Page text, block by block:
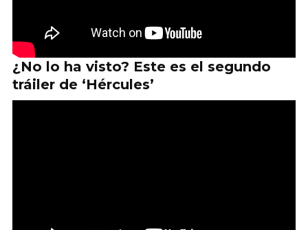
¿No lo ha visto? Este es el segundo
tráiler de ‘Hércules’